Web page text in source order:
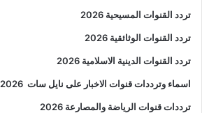
تردد القنوات المسيحية 2026
تردد القنوات الوثائقية 2026
تردد القنوات الدينية الاسلامية 2026
اسماء وترددات قنوات الاخبار على نايل سات 2026
ترددات قنوات الرياضة والمصارعة 2026